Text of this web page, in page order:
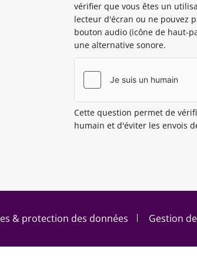
vérifier que vous êtes un
lecteur d'écran ou ne pouvez
bouton audio (icône de haut-
une alternative sonore.
Cette question permet de
humain et d'éviter les envois
& protection des données Gestion